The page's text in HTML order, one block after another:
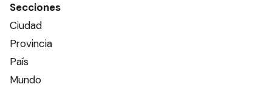
Secciones
Ciudad
Provincia
País
Mundo